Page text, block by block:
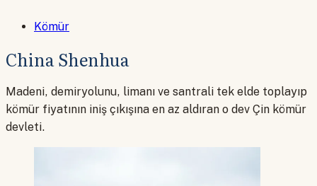
Kömür
China Shenhua
Madeni, demiryolunu, limanı ve santrali tek elde toplayıp
kömür fiyatının iniş çıkışına en az aldıran o dev Çin kömür
devleti.